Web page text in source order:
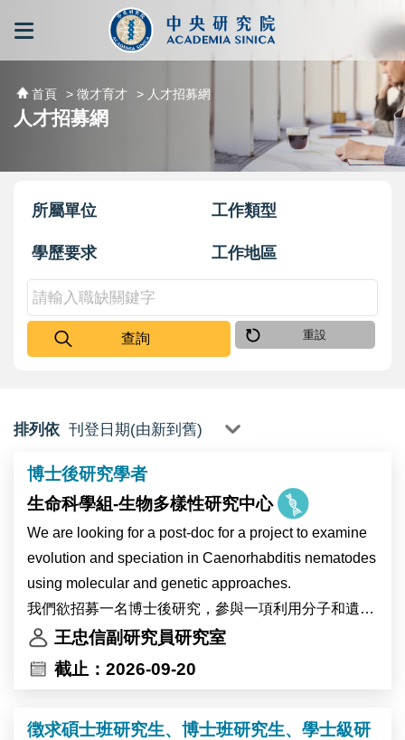
跳到主要內容區塊
首頁 > 徵才育才 > 人才招募網
人才招募網
所屬單位 工作類型
學歷要求 工作地區
查詢 重設
排列依
博士後研究學者
生命科學組-生物多樣性研究中心
We are looking for a post-doc for a project to examine
evolution and speciation in Caenorhabditis nematodes
using molecular and genetic approaches.
我們欲招募一名博士後研究，參與一項利用分子和遺傳
學方法研究Caenorhabditis 屬線蟲演化與物種形成的計
畫。
王忠信副研究員研究室
截止：2026-09-20
徴求碩士班研究生、博士班研究生、學士級研